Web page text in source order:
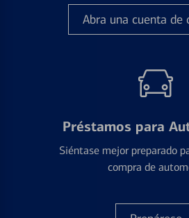
Abra una cuenta de
Préstamos para
Siéntase mejor preparado
compra de